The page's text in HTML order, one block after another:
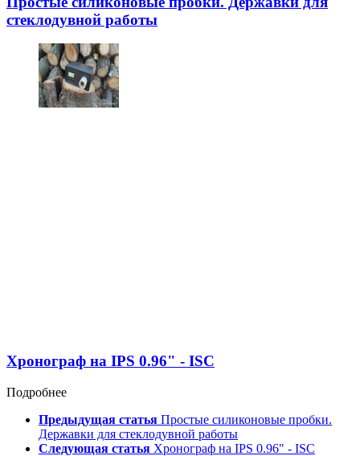
стеклодувной работы
Хронограф на IPS 0.96" - ISC
Подробнее
Предыдущая статья Простые силиконовые пробки.
Державки для стеклодувной работы
Следующая статья Хронограф на IPS 0.96" - ISC